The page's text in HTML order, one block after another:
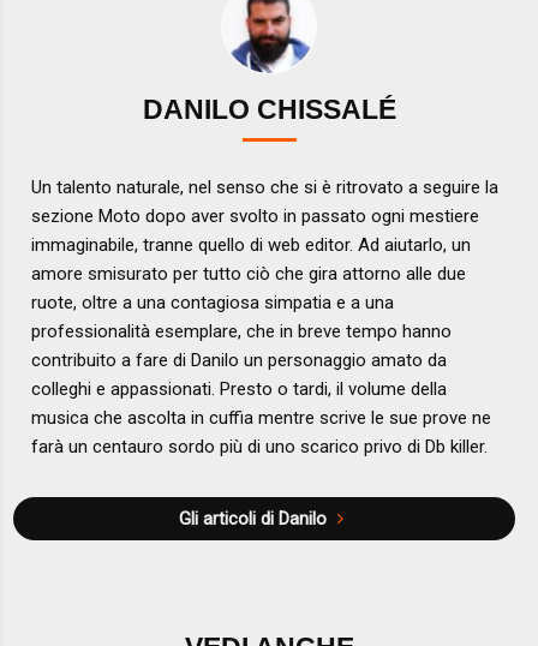
DANILO CHISSALÉ
Un talento naturale, nel senso che si è ritrovato a seguire la
sezione Moto dopo aver svolto in passato ogni mestiere
immaginabile, tranne quello di web editor. Ad aiutarlo, un
amore smisurato per tutto ciò che gira attorno alle due
ruote, oltre a una contagiosa simpatia e a una
professionalità esemplare, che in breve tempo hanno
contribuito a fare di Danilo un personaggio amato da
colleghi e appassionati. Presto o tardi, il volume della
musica che ascolta in cuffia mentre scrive le sue prove ne
farà un centauro sordo più di uno scarico privo di Db killer.
Gli articoli di Danilo